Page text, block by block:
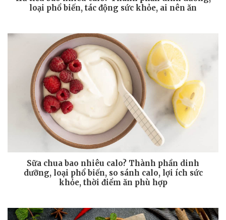
loại phổ biến, tác động sức khỏe, ai nên ăn
Sữa chua bao nhiêu calo? Thành phần dinh
dưỡng, loại phổ biến, so sánh calo, lợi ích sức
khỏe, thời điểm ăn phù hợp